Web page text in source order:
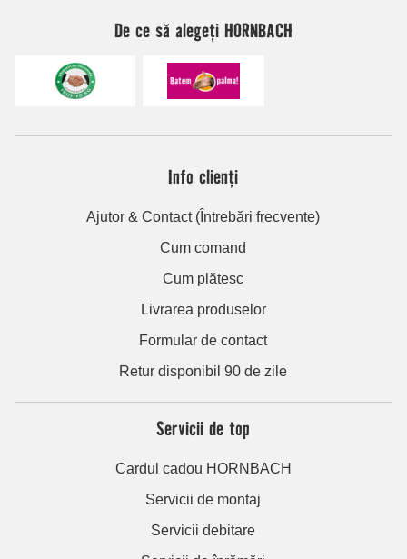
De ce să alegeți HORNBACH
Info clienți
Ajutor & Contact (Întrebări frecvente)
Cum comand
Cum plătesc
Livrarea produselor
Formular de contact
Retur disponibil 90 de zile
Servicii de top
Cardul cadou HORNBACH
Servicii de montaj
Servicii debitare